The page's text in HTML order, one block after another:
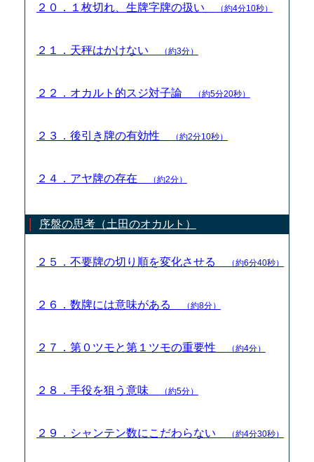
２０．１枚切れ、生牌字牌の扱い （約4分10秒）
２１．天秤はかけない （約3分）
２２．オカルト的スジ対子論 （約5分20秒）
２３．後引き牌の有効性 （約2分10秒）
２４．アヤ牌の存在 （約2分）
序盤の思考（土田のオカルト）
２５．不要牌の切り順を変化させる （約6分40秒）
２６．数牌には意味がある （約8分）
２７．第０ツモと第１ツモの重要性 （約4分）
２８．手役を狙う意味 （約5分）
２９．シャンテン数にこだわらない （約4分30秒）